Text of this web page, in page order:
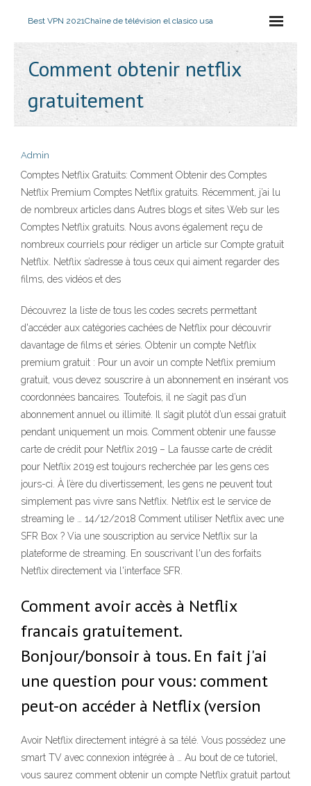
Best VPN 2021Chaîne de télévision el clasico usa
Comment obtenir netflix
gratuitement
Admin
Comptes Netflix Gratuits: Comment Obtenir des Comptes
Netflix Premium Comptes Netflix gratuits. Récemment, j’ai lu
de nombreux articles dans Autres blogs et sites Web sur les
Comptes Netflix gratuits. Nous avons également reçu de
nombreux courriels pour rédiger un article sur Compte gratuit
Netflix. Netflix s’adresse à tous ceux qui aiment regarder des
films, des vidéos et des
Découvrez la liste de tous les codes secrets permettant
d'accéder aux catégories cachées de Netflix pour découvrir
davantage de films et séries. Obtenir un compte Netflix
premium gratuit : Pour un avoir un compte Netflix premium
gratuit, vous devez souscrire à un abonnement en insérant vos
coordonnées bancaires. Toutefois, il ne s’agit pas d’un
abonnement annuel ou illimité. Il s’agit plutôt d’un essai gratuit
pendant uniquement un mois. Comment obtenir une fausse
carte de crédit pour Netflix 2019 – La fausse carte de crédit
pour Netflix 2019 est toujours recherchée par les gens ces
jours-ci. À l’ère du divertissement, les gens ne peuvent tout
simplement pas vivre sans Netflix. Netflix est le service de
streaming le … 14/12/2018 Comment utiliser Netflix avec une
SFR Box ? Via une souscription au service Netflix sur la
plateforme de streaming. En souscrivant l'un des forfaits
Netflix directement via l'interface SFR.
Comment avoir accès à Netflix
francais gratuitement.
Bonjour/bonsoir à tous. En fait j'ai
une question pour vous: comment
peut-on accéder à Netflix (version
Avoir Netflix directement intégré à sa télé. Vous possédez une
smart TV avec connexion intégrée à … Au bout de ce tutoriel,
vous saurez comment obtenir un compte Netflix gratuit partout